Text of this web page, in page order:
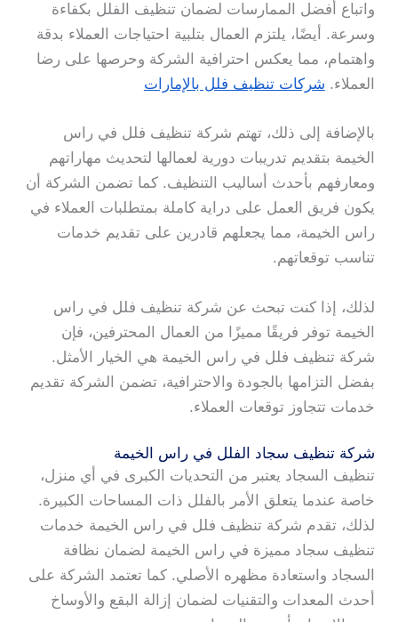
واتباع أفضل الممارسات لضمان تنظيف الفلل بكفاءة
وسرعة. أيضًا، يلتزم العمال بتلبية احتياجات العملاء بدقة
واهتمام، مما يعكس احترافية الشركة وحرصها على رضا
العملاء. شركات تنظيف فلل بالإمارات
بالإضافة إلى ذلك، تهتم شركة تنظيف فلل في راس
الخيمة بتقديم تدريبات دورية لعمالها لتحديث مهاراتهم
ومعارفهم بأحدث أساليب التنظيف. كما تضمن الشركة أن
يكون فريق العمل على دراية كاملة بمتطلبات العملاء في
راس الخيمة، مما يجعلهم قادرين على تقديم خدمات
تناسب توقعاتهم.
لذلك، إذا كنت تبحث عن شركة تنظيف فلل في راس
الخيمة توفر فريقًا مميزًا من العمال المحترفين، فإن
شركة تنظيف فلل في راس الخيمة هي الخيار الأمثل.
بفضل التزامها بالجودة والاحترافية، تضمن الشركة تقديم
خدمات تتجاوز توقعات العملاء.
شركة تنظيف سجاد الفلل في راس الخيمة
تنظيف السجاد يعتبر من التحديات الكبرى في أي منزل،
خاصة عندما يتعلق الأمر بالفلل ذات المساحات الكبيرة.
لذلك، تقدم شركة تنظيف فلل في راس الخيمة خدمات
تنظيف سجاد مميزة في راس الخيمة لضمان نظافة
السجاد واستعادة مظهره الأصلي. كما تعتمد الشركة على
أحدث المعدات والتقنيات لضمان إزالة البقع والأوساخ